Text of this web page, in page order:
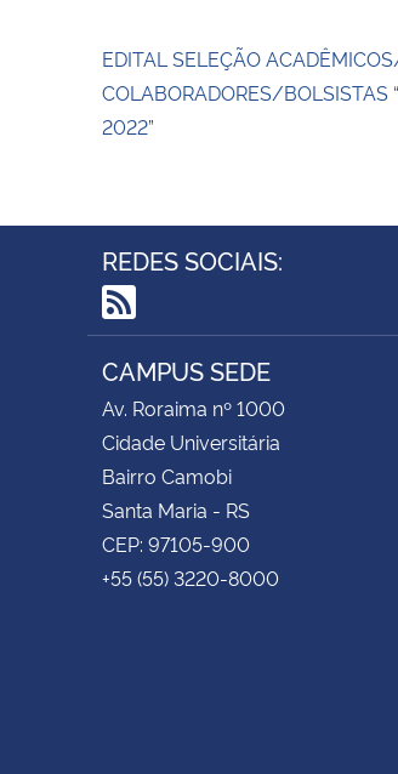
EDITAL SELEÇÃO
COLABORADORES/BOLSISTAS
2022”
REDES SOCIAIS:
RSS
CAMPUS SEDE
Av. Roraima nº 1000
Cidade Universitária
Bairro Camobi
Santa Maria - RS
CEP: 97105-900
+55 (55) 3220-8000